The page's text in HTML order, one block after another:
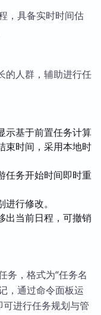
，具备实时时间估
的人群，辅助进行任
示基于前置任务计算
束时间，采用本地时
任务开始时间即时重
行修改。
出当前日程，可撤销
，格式为“任务名
，通过命令面板运
进行任务规划与管